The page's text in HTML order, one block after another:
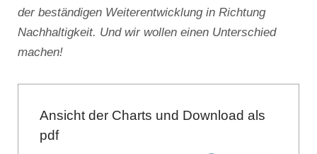
der beständigen Weiterentwicklung in Richtung
Nachhaltigkeit. Und wir wollen einen Unterschied
machen!
Ansicht der Charts und Download als
pdf